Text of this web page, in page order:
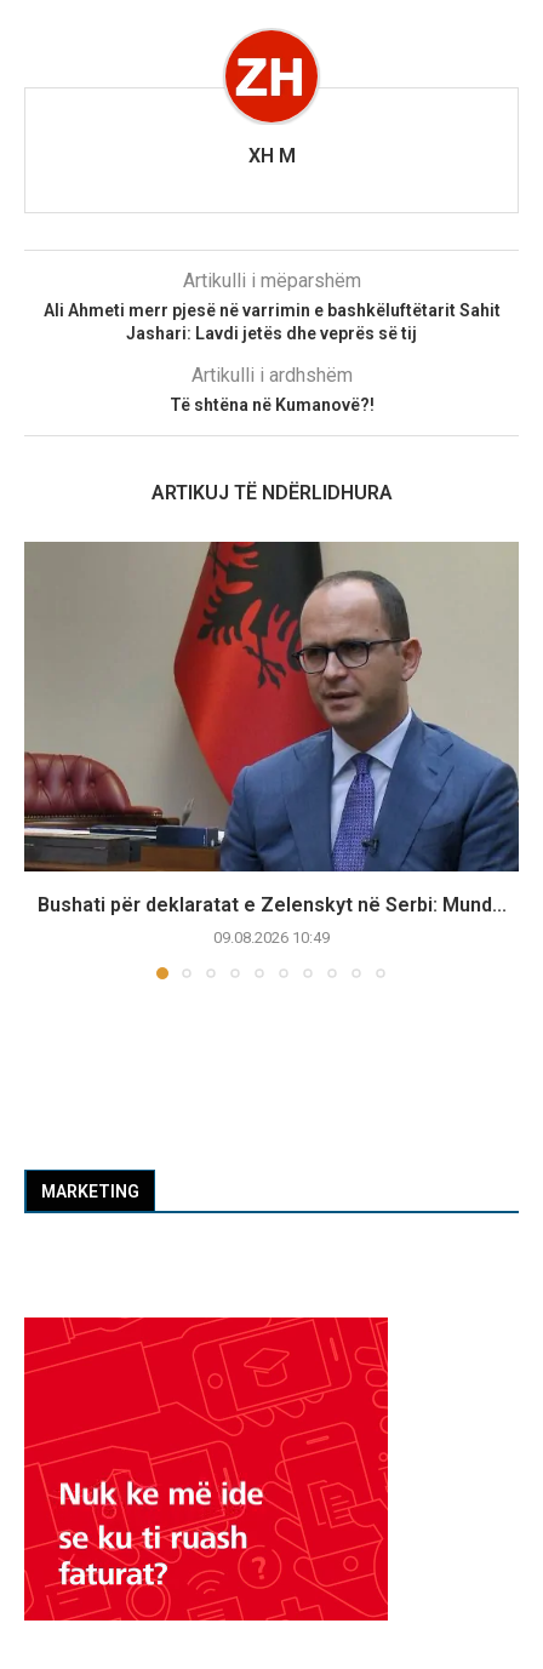
XH M
Artikulli i mëparshëm
Ali Ahmeti merr pjesë në varrimin e bashkëluftëtarit Sahit
Jashari: Lavdi jetës dhe veprës së tij
Artikulli i ardhshëm
Të shtëna në Kumanovë?!
ARTIKUJ TË NDËRLIDHURA
Bushati për deklaratat e Zelenskyt në Serbi: Mund...
09.08.2026 10:49
MARKETING